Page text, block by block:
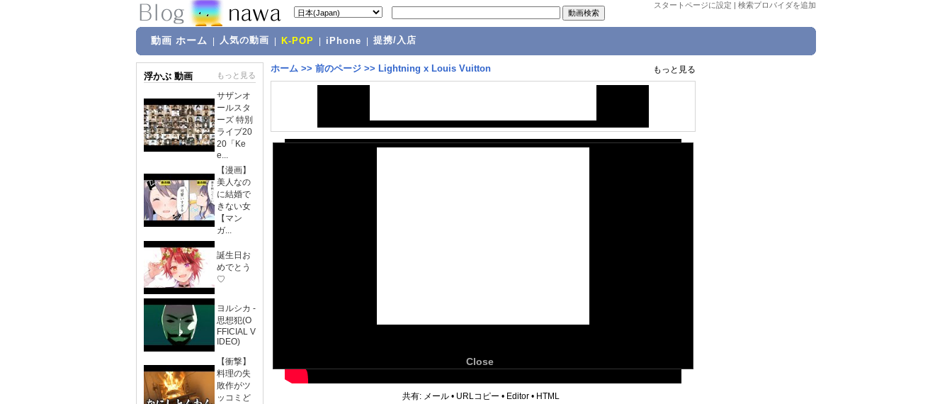
スタートページに設定 | 検索プロバイダを追加
動画 ホーム 人気の動画 K-POP iPhone 提携/入店
浮かぶ 動画 もっと見る
サザンオ
ールスタ
ーズ 特別
ライブ20
20「Ke
e...
【漫画】
美人なの
に結婚で
きない女
【マン
ガ...
誕生日お
めでとう
♡
ヨルシカ -
思想犯(O
FFICIAL V
IDEO)
【衝撃】
料理の失
敗作がツ
ッコミど
ホーム >> 前のページ >> Lightning x Louis Vuitton もっと見る
Close
共有: メール • URLコピー • Editor • HTML